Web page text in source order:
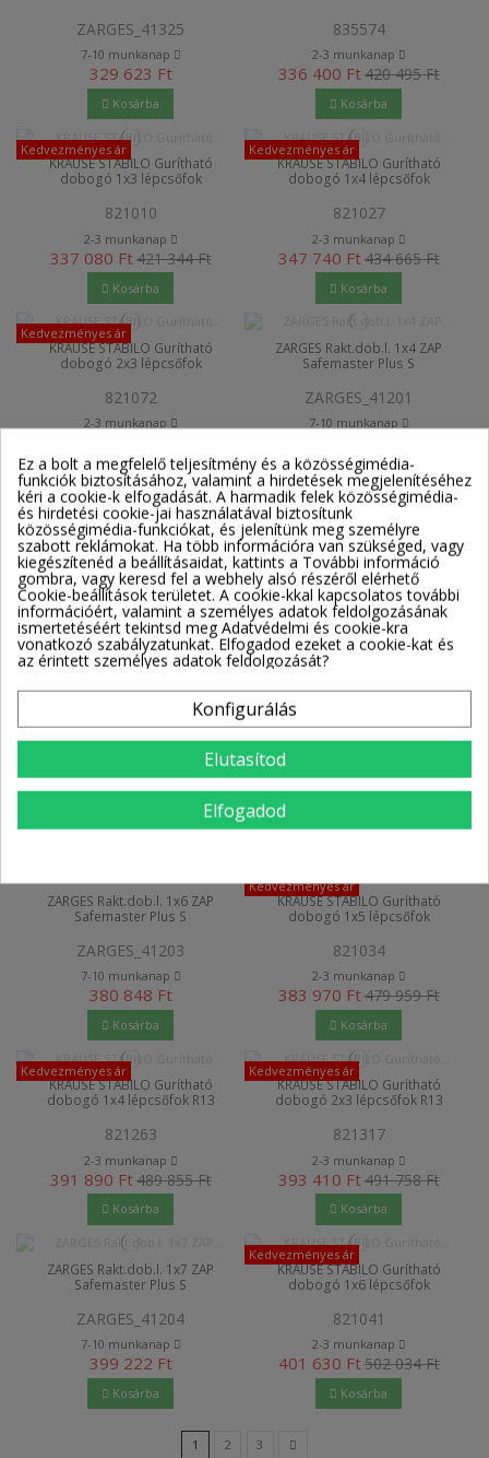
ZARGES_41325
7-10 munkanap
329 623 Ft
Kosárba
835574
2-3 munkanap
336 400 Ft420 495 Ft
Kosárba
Kedvezményes ár
KRAUSE STABILO Gurítható
dobogó 1x3 lépcsőfok
821010
2-3 munkanap
337 080 Ft421 344 Ft
Kosárba
Kedvezményes ár
KRAUSE STABILO Gurítható
dobogó 1x4 lépcsőfok
821027
2-3 munkanap
347 740 Ft434 665 Ft
Kosárba
Kedvezményes ár
KRAUSE STABILO Gurítható
dobogó 2x3 lépcsőfok
821072
2-3 munkanap
Kosárba
ZARGES Rakt.dob.l. 1x4 ZAP
Safemaster Plus S
ZARGES_41201
7-10 munkanap
Kosárba
Kedvezményes ár
KRAUSE STABILO Gurítható
dobogó 1x2 lépcsőfok R13
820983
2-3 munkanap
362 050 Ft452 554 Ft
Kosárba
ZARGES Rakt.dob.l. 1x5 ZAP
Safemaster Plus S
ZARGES_41202
7-10 munkanap
365 815 Ft
Kosárba
KRAUSE STABILO Gurítható
dobogó 1x3 lépcsőfok R13
2-3 munkanap
472 346 Ft
Kedvezményes ár
KRAUSE STABILO Gurítható
dobogó 2x4 lépcsőfok
2-3 munkanap
378 190 Ft
ZARGES Rakt.dob.l. 1x6 ZAP
Safemaster Plus S
ZARGES_41203
7-10 munkanap
380 848 Ft
Kosárba
Kedvezményes ár
KRAUSE STABILO Gurítható
dobogó 1x5 lépcsőfok
821034
2-3 munkanap
383 970 Ft479 959 Ft
Kosárba
Kedvezményes ár
KRAUSE STABILO Gurítható
dobogó 1x4 lépcsőfok R13
821263
2-3 munkanap
391 890 Ft489 855 Ft
Kosárba
Kedvezményes ár
KRAUSE STABILO Gurítható
dobogó 2x3 lépcsőfok R13
821317
2-3 munkanap
393 410 Ft491 758 Ft
Kosárba
ZARGES Rakt.dob.l. 1x7 ZAP
Safemaster Plus S
ZARGES_41204
7-10 munkanap
399 222 Ft
Kosárba
Kedvezményes ár
KRAUSE STABILO Gurítható
dobogó 1x6 lépcsőfok
821041
2-3 munkanap
401 630 Ft502 034 Ft
Kosárba
1 2 3
Ez a bolt a megfelelő teljesítmény és a közösségimédia-
funkciók biztosításához, valamint a hirdetések megjelenítéséhez
kéri a cookie-k elfogadását. A harmadik felek közösségimédia-
és hirdetési cookie-jai használatával biztosítunk
közösségimédia-funkciókat, és jelenítünk meg személyre
szabott reklámokat. Ha több információra van szükséged, vagy
kiegészítenéd a beállításaidat, kattints a További információ
gombra, vagy keresd fel a webhely alsó részéről elérhető
Cookie-beállítások területet. A cookie-kkal kapcsolatos további
információért, valamint a személyes adatok feldolgozásának
ismertetéséért tekintsd meg Adatvédelmi és cookie-kra
vonatkozó szabályzatunkat. Elfogadod ezeket a cookie-kat és
az érintett személyes adatok feldolgozását?
Konfigurálás
Elutasítod
Elfogadod